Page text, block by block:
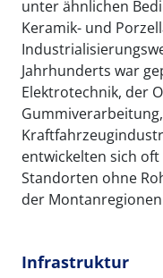
unter ähnlichen
Keramik- und
Jahrhunderts war
Elektrotechnik, der
entwickelten sich
Standorten ohne
der
Infrastruktur